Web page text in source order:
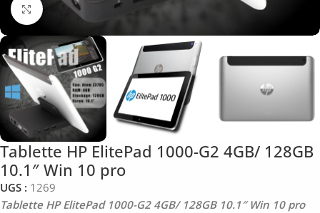
Click to enlarge
Tablette HP ElitePad 1000-G2 4GB/ 128GB
10.1″ Win 10 pro
UGS : 1269
Tablette HP ElitePad 1000-G2 4GB/ 128GB 10.1″ Win 10 pro